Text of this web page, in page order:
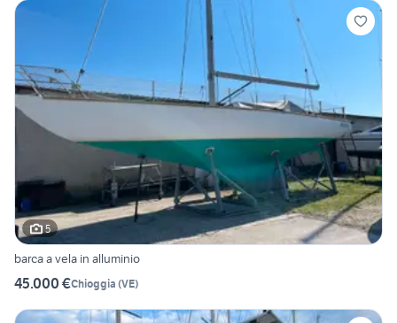
5
barca a vela in alluminio
45.000 €Chioggia (VE)